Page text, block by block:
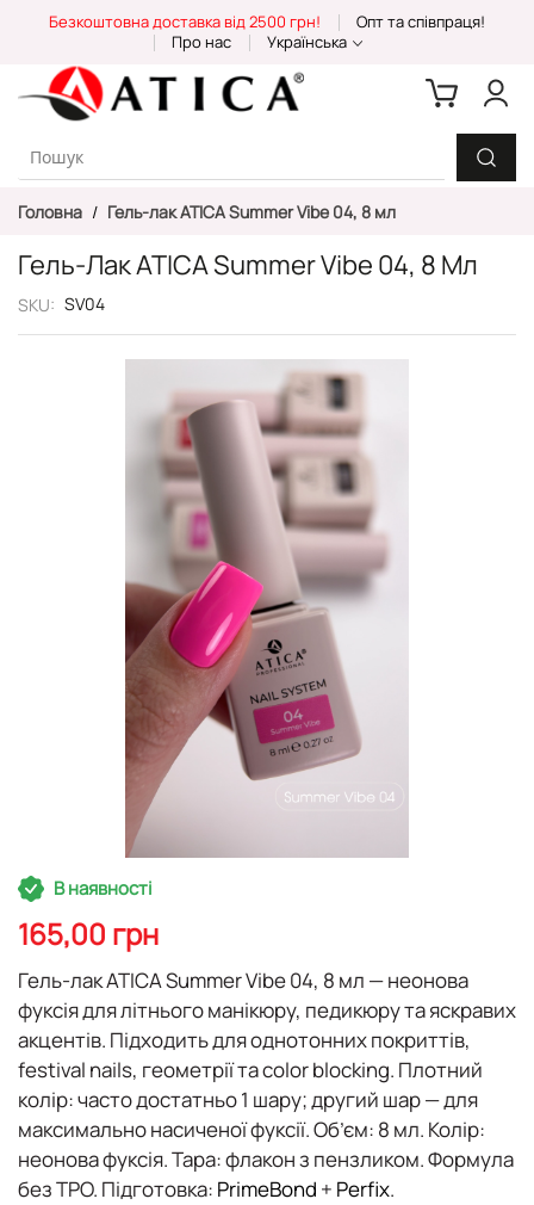
Content
Безкоштовна доставка від 2500 грн!
Опт та співпраця!
Про нас
Українська
Головна Гель-лак ATICA Summer Vibe 04, 8 мл
Гель-Лак ATICA Summer Vibe 04, 8 Мл
SKU SV04
Перейти
до
початку
галереї
зображень
В наявності
165,00 грн
Гель-лак ATICA Summer Vibe 04, 8 мл — неонова
фуксія для літнього манікюру, педикюру та яскравих
акцентів. Підходить для однотонних покриттів,
festival nails, геометрії та color blocking. Плотний
колір: часто достатньо 1 шару; другий шар — для
максимально насиченої фуксії.Об’єм: 8 мл. Колір:
неонова фуксія.Тара:флакон з пензликом. Формула
без TPO. Підготовка: PrimeBond + Perfix.